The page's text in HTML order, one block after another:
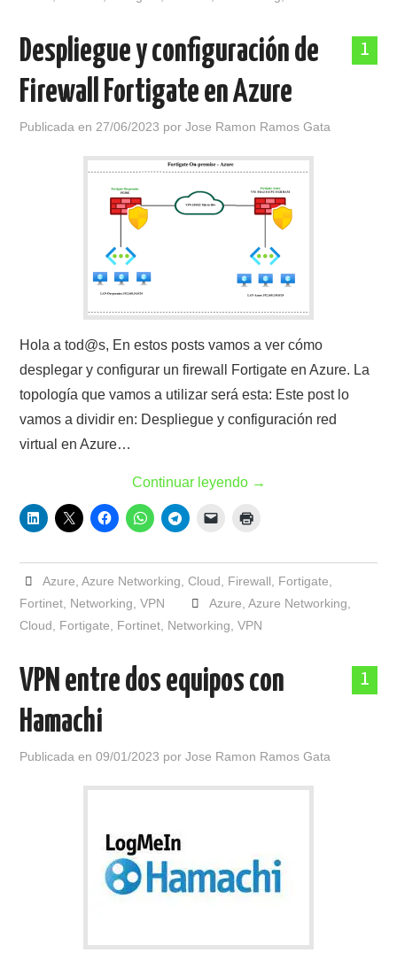
1
Despliegue y configuración de
Firewall Fortigate en Azure
Publicada en 27/06/2023 porJose Ramon Ramos Gata
Hola a tod@s, En estos posts vamos a ver cómo
desplegar y configurar un firewall Fortigate en Azure. La
topología que vamos a utilizar será esta: Este post lo
vamos a dividir en: Despliegue y configuración red
virtual en Azure…
Continuar leyendo →
Azure Azure Networking Cloud Firewall Fortigate
Fortinet Networking ,VPN Azure Azure Networking
Cloud
Fortigate Fortinet Networking ,VPN
1
VPN entre dos equipos con
Hamachi
Publicada en09/01/2023 porJose Ramon Ramos Gata